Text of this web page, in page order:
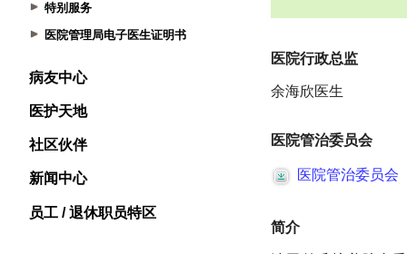
特别服务
医院管理局电子医生证明书
病友中心
医护天地
社区伙伴
新闻中心
员工 / 退休职员特区